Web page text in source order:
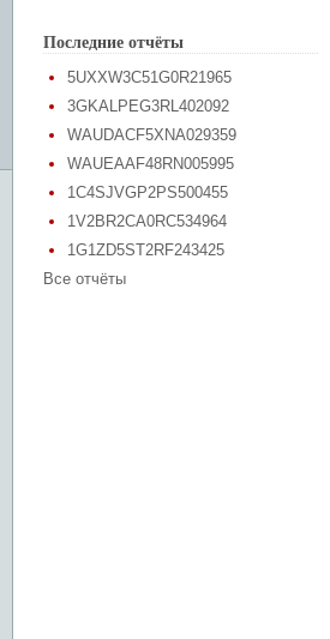
Последние отчёты
5UXXW3C51G0R21965
3GKALPEG3RL402092
WAUDACF5XNA029359
WAUEAAF48RN005995
1C4SJVGP2PS500455
1V2BR2CA0RC534964
1G1ZD5ST2RF243425
Все отчёты